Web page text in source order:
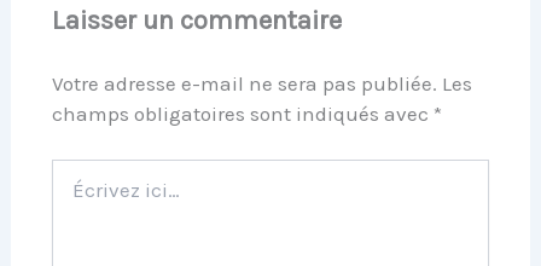
Laisser un commentaire
Votre adresse e-mail ne sera pas publiée. Les
champs obligatoires sont indiqués avec *
ici…